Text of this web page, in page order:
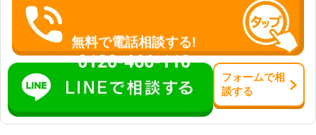
と考えています。パソコンヘルパーの
パソコン修理で、ネットライフに欠か
せない相棒のような存在のパソコンを
修理して快適なネット環境を手に入れ
ましょう。
無料で電話相談する!
0120-466-110
フォームで相
談する